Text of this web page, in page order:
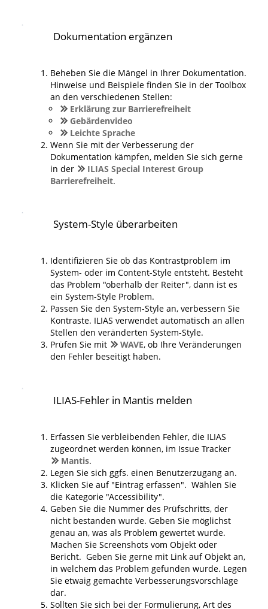
Dokumentation ergänzen
Beheben Sie die Mängel in Ihrer Dokumentation.
Hinweise und Beispiele finden Sie in der Toolbox
an den verschiedenen Stellen:
Erklärung zur Barrierefreiheit
Gebärdenvideo
Leichte Sprache
Wenn Sie mit der Verbesserung der
Dokumentation kämpfen, melden Sie sich gerne
in der
ILIAS Special Interest Group
Barrierefreiheit.
System-Style überarbeiten
Identifizieren Sie ob das Kontrastproblem im
System- oder im Content-Style entsteht. Besteht
das Problem "oberhalb der Reiter", dann ist es
ein System-Style Problem.
Passen Sie den System-Style an, verbessern Sie
Kontraste. ILIAS verwendet automatisch an allen
Stellen den veränderten System-Style.
Prüfen Sie mit
WAVE, ob Ihre Veränderungen
den Fehler beseitigt haben.
ILIAS-Fehler in Mantis melden
Erfassen Sie verbleibenden Fehler, die ILIAS
zugeordnet werden können, im Issue Tracker
Mantis.
Legen Sie sich ggfs. einen Benutzerzugang an.
Klicken Sie auf "Eintrag erfassen". Wählen Sie
die Kategorie "Accessibility".
Geben Sie die Nummer des Prüfschritts, der
nicht bestanden wurde. Geben Sie möglichst
genau an, was als Problem gewertet wurde.
Machen Sie Screenshots vom Objekt oder
Bericht. Geben Sie gerne mit Link auf Objekt an,
in welchem das Problem gefunden wurde. Legen
Sie etwaig gemachte Verbesserungsvorschläge
dar.
Sollten Sie sich bei der Formulierung, Art des